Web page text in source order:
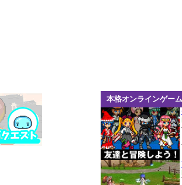
本格オンラインゲーム